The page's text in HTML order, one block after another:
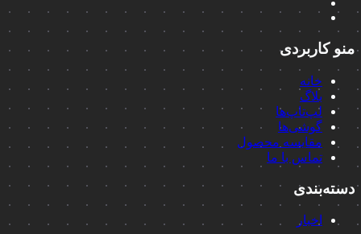
منو کاربردی
خانه
بلاگ
لپ‌تاپ‌ها
گوشی‌ها
مقایسه محصول
تماس با ما
دسته‌بندی
اخبار